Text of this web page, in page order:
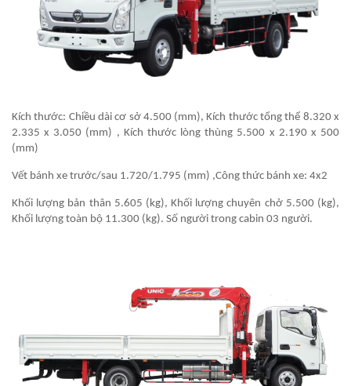
Kích thước: Chiều dài cơ sở 4.500 (mm), Kích thước tổng thể 8.320 x
2.335 x 3.050 (mm) , Kích thước lòng thùng 5.500 x 2.190 x 500
(mm)
Vết bánh xe trước/sau 1.720/1.795 (mm) ,Công thức bánh xe: 4x2
Khối lượng bản thân 5.605 (kg), Khối lượng chuyên chở 5.500 (kg),
Khối lượng toàn bộ 11.300 (kg). Số người trong cabin 03 người.